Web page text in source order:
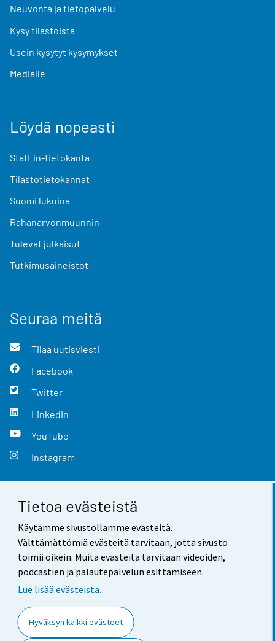
Tietoa evästeistä
Käytämme sivustollamme evästeitä.
Välttämättömiä evästeitä tarvitaan, jotta sivusto
toimii oikein. Muita evästeitä tarvitaan videoiden,
podcastien ja palautepalvelun esittämiseen.
Lue lisää evästeistä.
Hyväksyn kaikki evästeet
Neuvonta ja tietopalvelu
Kysy tilastoista
Usein kysytyt kysymykset
Medialle
Löydä nopeasti
StatFin-tietokanta
Tilastotietokannat
Suomi lukuina
Rahanarvonmuunnin
Tulevat julkaisut
Tutkimusaineistot
Seuraa meitä
Tilaa uutisviesti
Facebook
Twitter
LinkedIn
YouTube
Instagram
Yhteystiedot
Palaute
Käyttöehdot
Saavutettavuus
Tietoa sivustosta